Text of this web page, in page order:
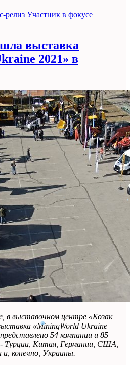
релиз Участник в фокусе
выставка
2021» в
в выставочном центре «Козак
«MiningWorld Ukraine
54 компании и 85
Турции, Китая, Германии, США,
конечно, Украины.